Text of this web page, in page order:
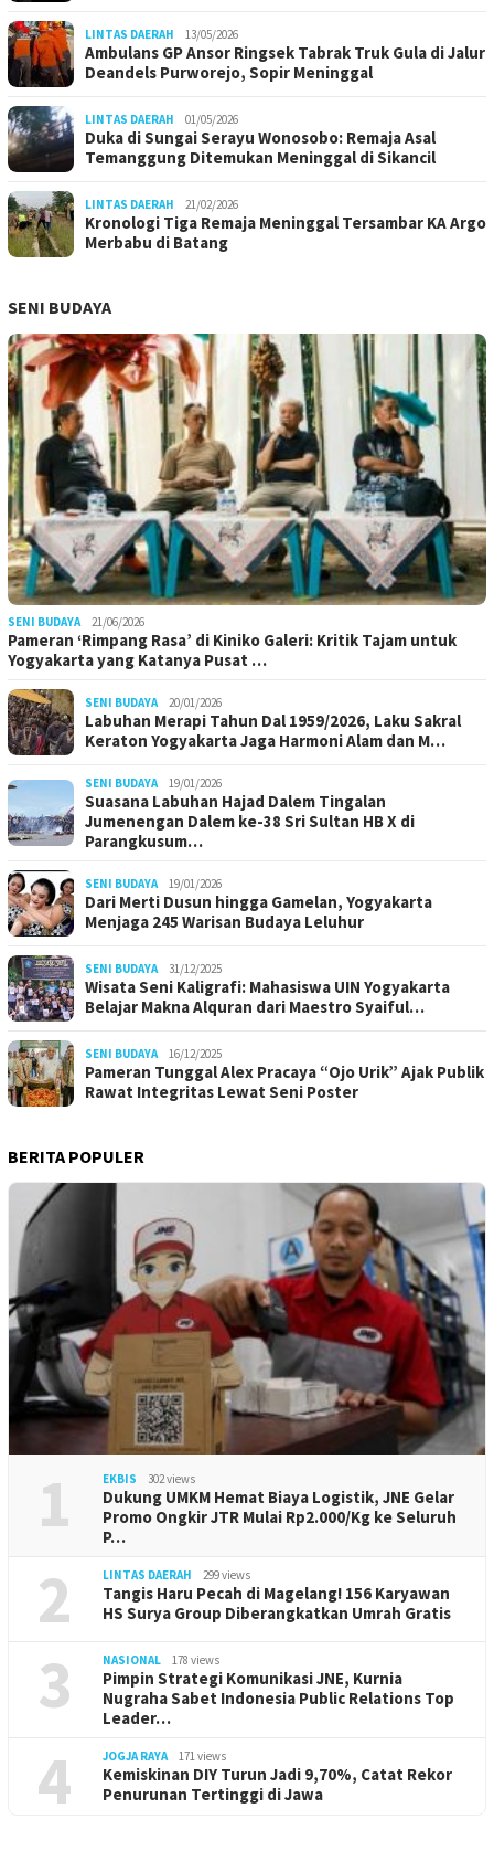
LINTAS DAERAH 13/05/2026
Ambulans GP Ansor Ringsek Tabrak Truk Gula di Jalur
Deandels Purworejo, Sopir Meninggal
LINTAS DAERAH 01/05/2026
Duka di Sungai Serayu Wonosobo: Remaja Asal
Temanggung Ditemukan Meninggal di Sikancil
LINTAS DAERAH 21/02/2026
Kronologi Tiga Remaja Meninggal Tersambar KA Argo
Merbabu di Batang
SENI BUDAYA
SENI BUDAYA 21/06/2026
Pameran ‘Rimpang Rasa’ di Kiniko Galeri: Kritik Tajam untuk
Yogyakarta yang Katanya Pusat …
SENI BUDAYA 20/01/2026
Labuhan Merapi Tahun Dal 1959/2026, Laku Sakral
Keraton Yogyakarta Jaga Harmoni Alam dan M…
SENI BUDAYA 19/01/2026
Suasana Labuhan Hajad Dalem Tingalan
Jumenengan Dalem ke-38 Sri Sultan HB X di
Parangkusum…
SENI BUDAYA 19/01/2026
Dari Merti Dusun hingga Gamelan, Yogyakarta
Menjaga 245 Warisan Budaya Leluhur
SENI BUDAYA 31/12/2025
Wisata Seni Kaligrafi: Mahasiswa UIN Yogyakarta
Belajar Makna Alquran dari Maestro Syaiful…
SENI BUDAYA 16/12/2025
Pameran Tunggal Alex Pracaya “Ojo Urik” Ajak Publik
Rawat Integritas Lewat Seni Poster
BERITA POPULER
1 EKBIS 302 views
Dukung UMKM Hemat Biaya Logistik, JNE Gelar
Promo Ongkir JTR Mulai Rp2.000/Kg ke Seluruh
P…
2 LINTAS DAERAH 299 views
Tangis Haru Pecah di Magelang! 156 Karyawan
HS Surya Group Diberangkatkan Umrah Gratis
3 NASIONAL 178 views
Pimpin Strategi Komunikasi JNE, Kurnia
Nugraha Sabet Indonesia Public Relations Top
Leader…
4 JOGJA RAYA 171 views
Kemiskinan DIY Turun Jadi 9,70%, Catat Rekor
Penurunan Tertinggi di Jawa